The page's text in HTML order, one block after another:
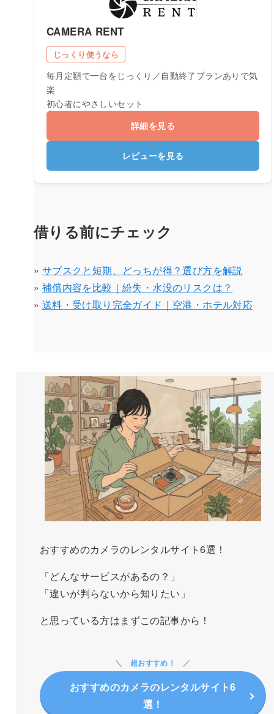
CAMERA RENT
じっくり使うなら
毎月定額で一台をじっくり／自動終了プランありで気
楽
初心者にやさしいセット
詳細を見る
レビューを見る
借りる前にチェック
» サブスクと短期、どっちが得？選び方を解説
» 補償内容を比較｜紛失・水没のリスクは？
» 送料・受け取り完全ガイド｜空港・ホテル対応
おすすめのカメラのレンタルサイト6選！
「どんなサービスがあるの？」
「違いが判らないから知りたい」
と思っている方はまずこの記事から！
超おすすめ！
おすすめのカメラのレンタルサイト6
選！